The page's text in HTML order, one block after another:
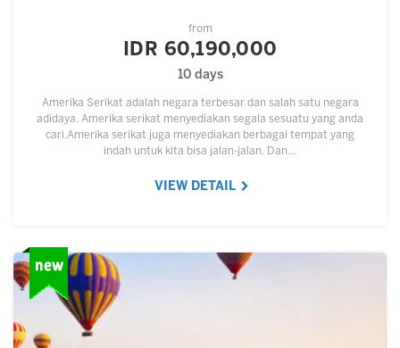
from
IDR 60,190,000
10 days
Amerika Serikat adalah negara terbesar dan salah satu negara
adidaya. Amerika serikat menyediakan segala sesuatu yang anda
cari.Amerika serikat juga menyediakan berbagai tempat yang
indah untuk kita bisa jalan-jalan. Dan…
VIEW DETAIL